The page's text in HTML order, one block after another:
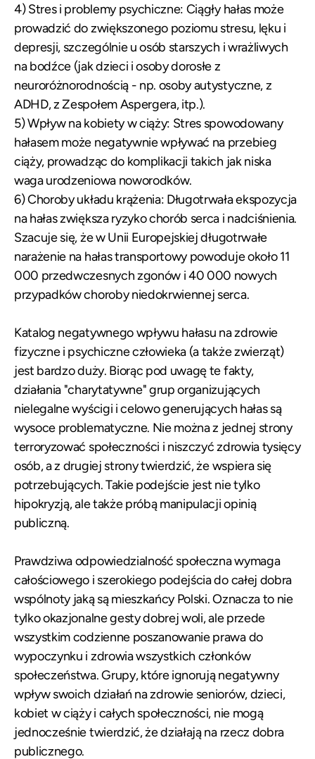
4) Stres i problemy psychiczne: Ciągły hałas może
prowadzić do zwiększonego poziomu stresu, lęku i
depresji, szczególnie u osób starszych i wrażliwych
na bodźce (jak dzieci i osoby dorosłe z
neuroróżnorodnością - np. osoby autystyczne, z
ADHD, z Zespołem Aspergera, itp.).
5) Wpływ na kobiety w ciąży: Stres spowodowany
hałasem może negatywnie wpływać na przebieg
ciąży, prowadząc do komplikacji takich jak niska
waga urodzeniowa noworodków.
6) Choroby układu krążenia: Długotrwała ekspozycja
na hałas zwiększa ryzyko chorób serca i nadciśnienia.
Szacuje się, że w Unii Europejskiej długotrwałe
narażenie na hałas transportowy powoduje około 11
000 przedwczesnych zgonów i 40 000 nowych
przypadków choroby niedokrwiennej serca.
Katalog negatywnego wpływu hałasu na zdrowie
fizyczne i psychiczne człowieka (a także zwierząt)
jest bardzo duży. Biorąc pod uwagę te fakty,
działania "charytatywne" grup organizujących
nielegalne wyścigi i celowo generujących hałas są
wysoce problematyczne. Nie można z jednej strony
terroryzować społeczności i niszczyć zdrowia tysięcy
osób, a z drugiej strony twierdzić, że wspiera się
potrzebujących. Takie podejście jest nie tylko
hipokryzją, ale także próbą manipulacji opinią
publiczną.
Prawdziwa odpowiedzialność społeczna wymaga
całościowego i szerokiego podejścia do całej dobra
wspólnoty jaką są mieszkańcy Polski. Oznacza to nie
tylko okazjonalne gesty dobrej woli, ale przede
wszystkim codzienne poszanowanie prawa do
wypoczynku i zdrowia wszystkich członków
społeczeństwa. Grupy, które ignorują negatywny
wpływ swoich działań na zdrowie seniorów, dzieci,
kobiet w ciąży i całych społeczności, nie mogą
jednocześnie twierdzić, że działają na rzecz dobra
publicznego.